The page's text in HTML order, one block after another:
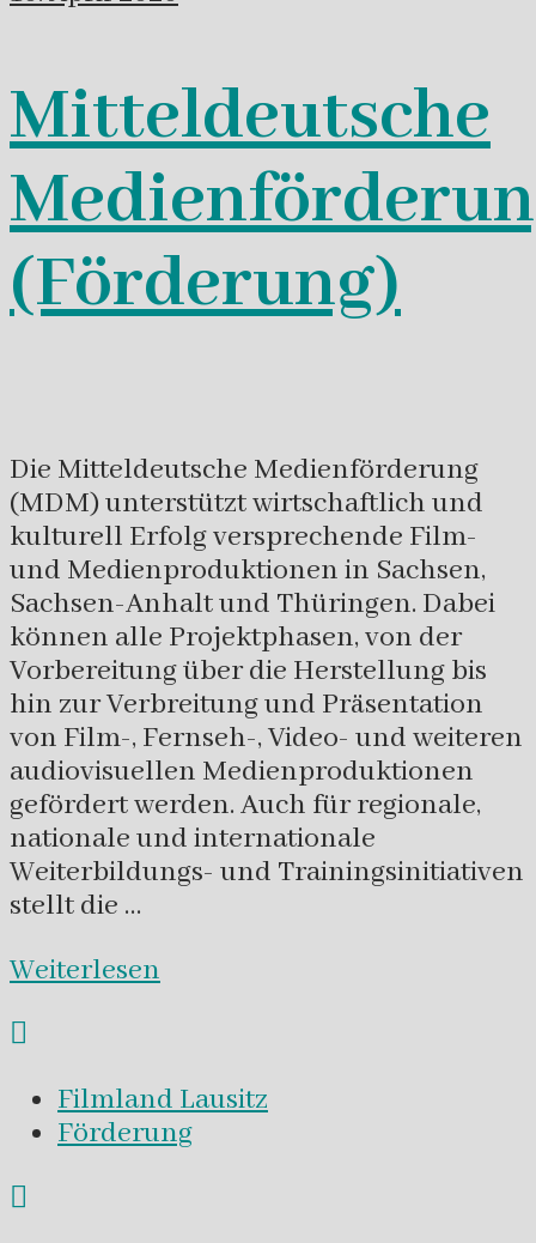
Mitteldeutsche
(Förderung)
Die Mitteldeutsche Medienförderung
(MDM) unterstützt wirtschaftlich und
kulturell Erfolg versprechende Film-
und Medienproduktionen in Sachsen,
Sachsen-Anhalt und Thüringen. Dabei
können alle Projektphasen, von der
Vorbereitung über die Herstellung bis
hin zur Verbreitung und Präsentation
von Film-, Fernseh-, Video- und weiteren
audiovisuellen Medienproduktionen
gefördert werden. Auch für regionale,
nationale und internationale
Weiterbildungs- und Trainingsinitiativen
stellt die …
Weiterlesen
Filmland Lausitz
Förderung